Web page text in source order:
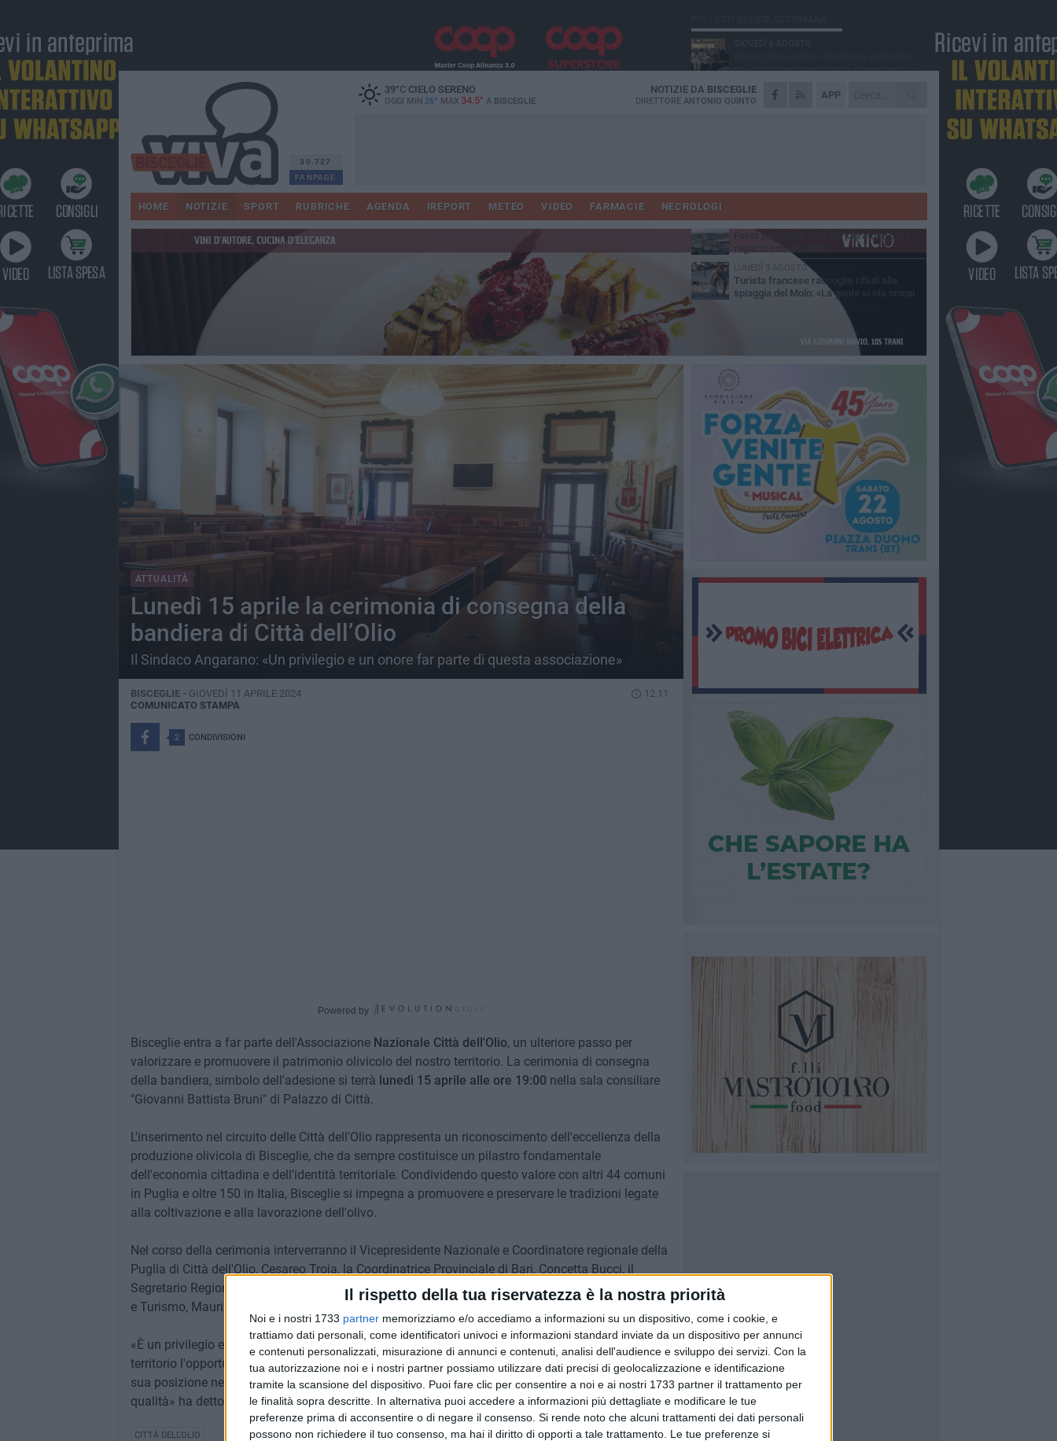
Il rispetto della tua riservatezza è la nostra priorità
Noi e i nostri 1733 partner memorizziamo e/o accediamo a informazioni su un dispositivo, come i cookie, e
trattiamo dati personali, come identificatori univoci e informazioni standard inviate da un dispositivo per annunci
e contenuti personalizzati, misurazione di annunci e contenuti, analisi dell'audience e sviluppo dei servizi. Con la
tua autorizzazione noi e i nostri partner possiamo utilizzare dati precisi di geolocalizzazione e identificazione
tramite la scansione del dispositivo. Puoi fare clic per consentire a noi e ai nostri 1733 partner il trattamento per
le finalità sopra descritte. In alternativa puoi accedere a informazioni più dettagliate e modificare le tue
preferenze prima di acconsentire o di negare il consenso. Si rende noto che alcuni trattamenti dei dati personali
possono non richiedere il tuo consenso, ma hai il diritto di opporti a tale trattamento. Le tue preferenze si
30.727
FANPAGE
39°CCIELO SERENO
OGGI MIN 26° MAX 34.5° A BISCEGLIE
APP
NOTIZIE DA BISCEGLIE
DIRETTORE ANTONIO QUINTO
HOME NOTIZIE SPORT RUBRICHE AGENDA IREPORT METEO VIDEO FARMACIE NECROLOGI
ATTUALITÀ
Lunedì 15 aprile la cerimonia di consegna della
bandiera di Città dell’Olio
Il Sindaco Angarano: «Un privilegio e un onore far parte di questa associazione»
BISCEGLIE - GIOVEDÌ 11 APRILE 2024
12.11
COMUNICATO STAMPA
2 CONDIVISIONI
Powered by
Bisceglie entra a far parte dell'Associazione Nazionale Città dell'Olio, un ulteriore passo per
valorizzare e promuovere il patrimonio olivicolo del nostro territorio. La cerimonia di consegna
della bandiera, simbolo dell'adesione si terrà lunedì 15 aprile alle ore 19:00 nella sala consiliare
"Giovanni Battista Bruni" di Palazzo di Città.
L'inserimento nel circuito delle Città dell'Olio rappresenta un riconoscimento dell'eccellenza della
produzione olivicola di Bisceglie, che da sempre costituisce un pilastro fondamentale
dell'economia cittadina e dell'identità territoriale. Condividendo questo valore con altri 44 comuni
in Puglia e oltre 150 in Italia, Bisceglie si impegna a promuovere e preservare le tradizioni legate
alla coltivazione e alla lavorazione dell'olivo.
Nel corso della cerimonia interverranno il Vicepresidente Nazionale e Coordinatore regionale della
Puglia di Città dell'Olio, Cesareo Troia, la Coordinatrice Provinciale di Bari, Concetta Bucci, il
Segretario Regionale Di Città dell'olio, Vanni Sansonetti, oltre all'Assessore a Marketing Territoriale
e Turismo, Maurizio Di Pinto e al Sindaco di Bisceglie, Angelantonio Angarano.
«È un privilegio e un onore far parte dell'Associazione Nazionale Città dell'Olio, che offre al nostro
territorio l'opportunità di accrescere la visibilità e l'attrattività turistica, nonché di consolidare la
sua posizione nel panorama nazionale ed internazionale dell'olio extravergine di oliva di alta
qualità» ha detto il primo cittadino.
CITTÀ DELL'OLIO
un'esibizione improvvisata in aeroporto a
MARTEDÌ 4 AGOSTO
Emergenza caldo, il Comune di Bisceglie
Due auto incendiate nella notte in via Dieta
MERCOLEDÌ 5 AGOSTO
Festa patronale, luna park gratuito per i
LUNEDÌ 3 AGOSTO
Turista francese raccoglie rifiuti alla
spiaggia del Molo: «La gente si sta ormai
abituando»